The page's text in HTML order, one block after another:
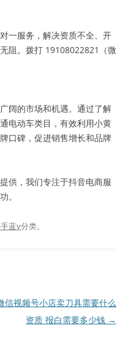
一服务，解决资质不全、开
阻。拨打 19108022821（微
阔的市场和机遇。通过了解
电动车类目，有效利用小黄
口碑，促进销售增长和品牌
供，我们专注于抖音电商服
。
蓝v分类。
信视频号小店卖刀具需要什么
资质 报白需要多少钱 →